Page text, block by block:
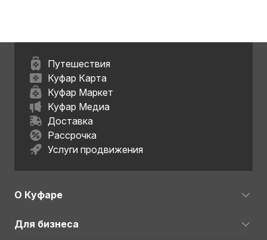
Путешествия
Куфар Карта
Куфар Маркет
Куфар Медиа
Доставка
Рассрочка
Услуги продвижения
О Куфаре
Для бизнеса